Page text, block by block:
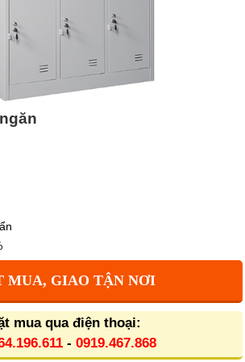
MUA, GIAO TẬN NƠI
mua qua điện thoại:
- 0919.467.868